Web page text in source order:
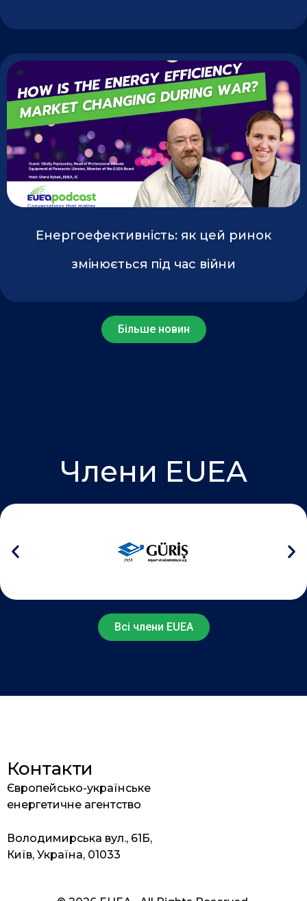
Енергоефективність: як цей ринок
змінюється під час війни
Більше новин
Члени EUEA
Всі члени EUEA
Контакти
Європейсько-українське
енергетичне агентство
Володимирська вул., 61Б,
Київ, Україна, 01033